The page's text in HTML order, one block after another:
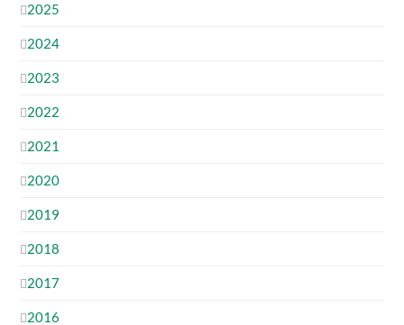
2025
2024
2023
2022
2021
2020
2019
2018
2017
2016